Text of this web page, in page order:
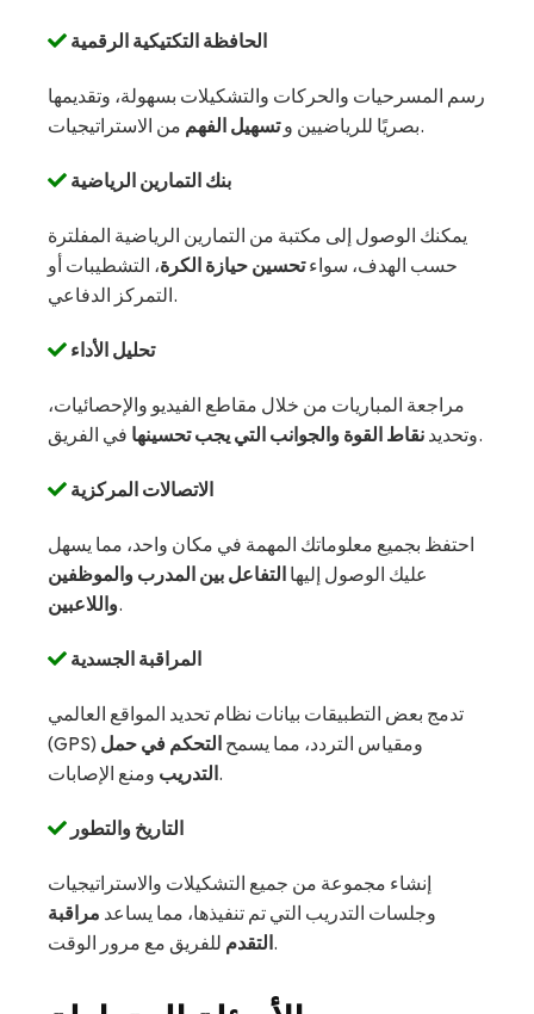
الحافظة التكتيكية الرقمية
رسم المسرحيات والحركات والتشكيلات بسهولة، وتقديمها
بصريًا للرياضيين وتسهيل الفهم من الاستراتيجيات.
بنك التمارين الرياضية
يمكنك الوصول إلى مكتبة من التمارين الرياضية المفلترة
حسب الهدف، سواءتحسين حيازة الكرة، التشطيبات أو
التمركز الدفاعي.
تحليل الأداء
مراجعة المباريات من خلال مقاطع الفيديو والإحصائيات،
وتحديد نقاط القوة والجوانب التي يجب تحسينها في الفريق.
الاتصالات المركزية
احتفظ بجميع معلوماتك المهمة في مكان واحد، مما يسهل
عليك الوصول إليها التفاعل بين المدرب والموظفين
واللاعبين.
المراقبة الجسدية
تدمج بعض التطبيقات بيانات نظام تحديد المواقع العالمي
(GPS) ومقياس التردد، مما يسمح التحكم في حمل
التدريبومنع الإصابات.
التاريخ والتطور
إنشاء مجموعة من جميع التشكيلات والاستراتيجيات
وجلسات التدريب التي تم تنفيذها، مما يساعد مراقبة
التقدمللفريق مع مرور الوقت.